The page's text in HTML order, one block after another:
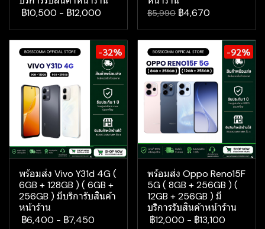
฿10,500 - ฿12,000 ฿5,990 ฿4,670
-32%
พร้อมส่ง Vivo Y31d 4G (
6GB + 128GB ) ( 6GB +
256GB ) มีบริการับสินค้า
หน้าร้าน
฿6,400 - ฿7,450
-92%
พร้อมส่ง Oppo Reno15F
5G ( 8GB + 256GB ) (
12GB + 256GB ) มี
บริการรับสินค้าหน้าร้าน
฿12,000 - ฿13,100